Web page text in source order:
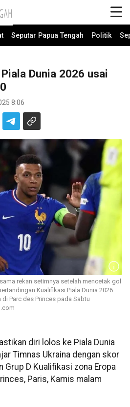
Seputar Papua Tengah Politik
Dunia 2026 usai
8:06
rekan setimnya setelah mencetak gol
Kualifikasi Piala Dunia 2026
Parc des Princes pada Sabtu
diri lolos ke Piala Dunia
Timnas Ukraina dengan skor
Grup D Kualifikasi zona Eropa
Paris, Kamis malam